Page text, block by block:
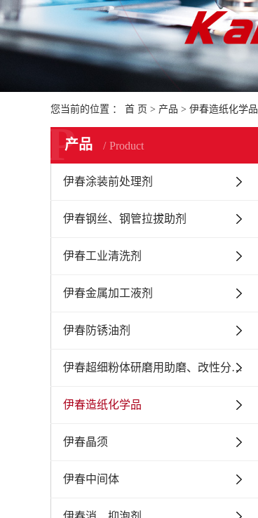
您当前的位置 ： 首 页 > 产品 > 伊春造纸化学品
产品 Product
P
伊春涂装前处理剂
伊春钢丝、钢管拉拔助剂
伊春工业清洗剂
伊春金属加工液剂
伊春防锈油剂
伊春超细粉体研磨用助磨、改性分散剂
伊春造纸化学品
伊春晶须
伊春中间体